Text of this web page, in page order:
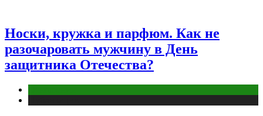
Носки, кружка и парфюм. Как не
разочаровать мужчину в День
защитника Отечества?